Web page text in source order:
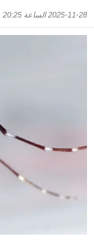
2025-11-28 الساعة 20:25